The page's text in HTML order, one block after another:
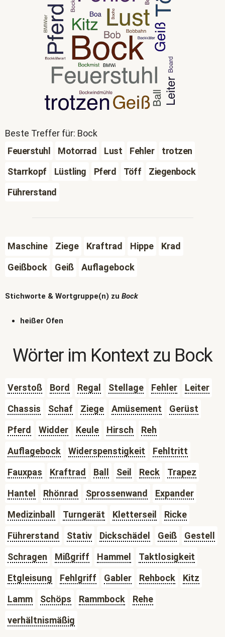
Beste Treffer für: Bock
Feuerstuhl
Motorrad Lust Fehler
trotzen
Starrkopf
Lüstling Pferd Töff
Ziegenbock
Führerstand
Maschine Ziege Kraftrad Hippe
Krad
Geißbock
Geiß Auflagebock
Stichworte & Wortgruppe(n) zu Bock
heißer Ofen
Wörter im Kontext zu Bock
Verstoß Bord Regal Stellage Fehler
Leiter
Chassis
Schaf Ziege Amüsement
Gerüst
Pferd
Widder Keule Hirsch
Reh
Auflagebock
Widerspenstigkeit
Fehltritt
Fauxpas
Kraftrad Ball Seil Reck
Trapez
Hantel
Rhönrad Sprossenwand
Expander
Medizinball
Turngerät Kletterseil
Ricke
Führerstand
Stativ Dickschädel Geiß
Gestell
Schragen
Mißgriff Hammel
Taktlosigkeit
Etgleisung
Fehlgriff Gabler Rehbock
Kitz
Lamm
Schöps Rammbock
Rehe
verhältnismäßig